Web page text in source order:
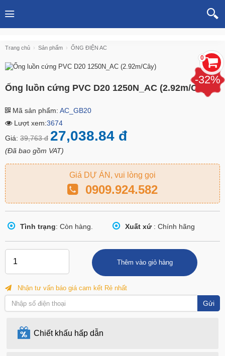
Trang chủ Sản phẩm ỐNG ĐIỆN AC
-32%
Ống luồn cứng PVC D20 1250N_AC (2.92m/Cây)
Mã sản phẩm: AC_GB20
Lượt xem:3674
Giá: 39,763 đ 27,038.84 đ
(Đã bao gồm VAT)
Giá DỰ ÁN, vui lòng gọi
0909.924.582
Tình trạng: Còn hàng. Xuất xứ: Chính hãng
Thêm vào giỏ hàng
Nhận tư vấn báo giá cam kết Rẻ nhất
Gửi
Chiết khấu hấp dẫn
0